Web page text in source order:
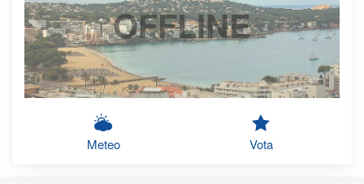
OFFLINE
Meteo Vota